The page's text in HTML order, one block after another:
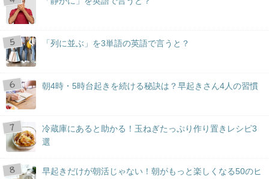
「列に並ぶ」を3単語の英語で言うと？
朝4時・5時台起きを続ける秘訣は？早起きさん4人の習慣
冷蔵庫にあると助かる！玉ねぎたっぷり作り置きレシピ3
選
早起きだけが朝活じゃない！朝がもっと楽しくなる50のヒ